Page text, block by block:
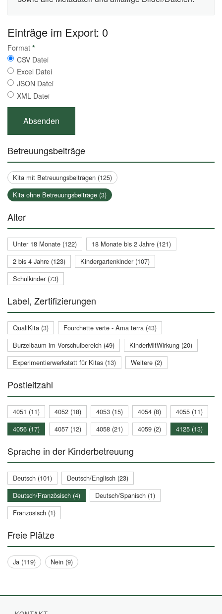
Einträge im Export: 0
Format *
CSV Datei
Excel Datei
JSON Datei
XML Datei
Betreuungsbeiträge
Kita mit Betreuungsbeiträgen (125)
Kita ohne Betreuungsbeiträge (3)
Alter
Unter 18 Monate (122)
18 Monate bis 2 Jahre (121)
2 bis 4 Jahre (123)
Kindergartenkinder (107)
Schulkinder (73)
Label, Zertifizierungen
QualiKita (3)
Fourchette verte - Ama terra (43)
Burzelbaum im Vorschulbereich (49)
KinderMitWirkung (20)
Experimentierwerkstatt für Kitas (13)
Weitere (2)
Postleitzahl
4051 (11) 4052 (18) 4053 (15) 4054 (8)
4055 (11)
4056 (17)
4057 (12) 4058 (21) 4059 (2) 4125 (13)
Sprache in der Kinderbetreuung
Deutsch (101)
Deutsch/Englisch (23)
Deutsch/Französisch (4)
Deutsch/Spanisch (1)
Französisch (1)
Freie Plätze
Ja (119) Nein (9)